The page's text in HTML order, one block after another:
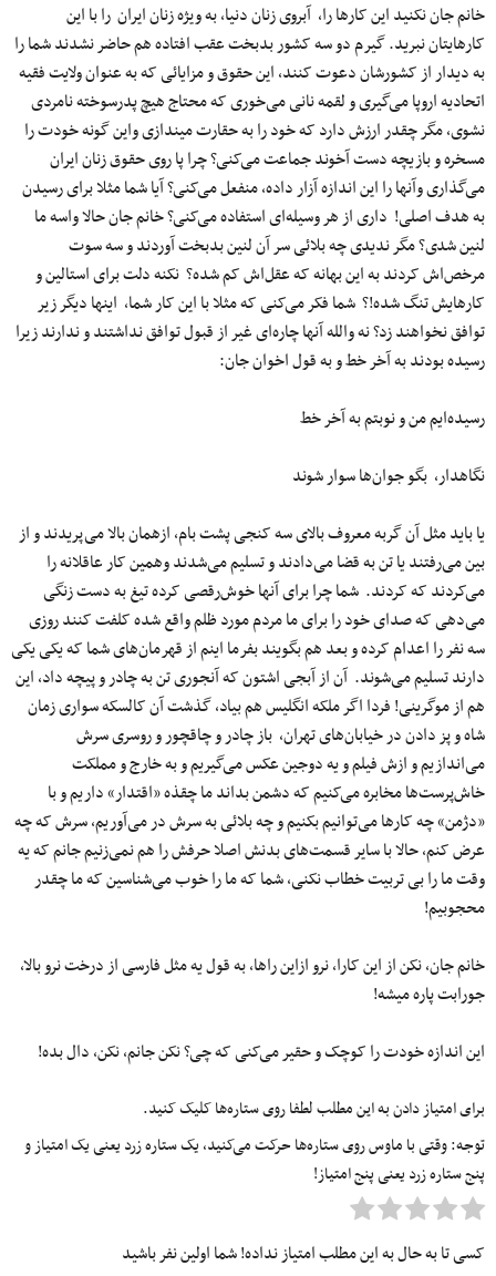
خانم جان نکنید این کارها را، آبروی زنان دنیا، به ویژه زنان ایران را با این
کارهایتان نبرید. گیرم دو سه کشور بدبخت عقب افتاده هم حاضر نشدند شما را
به دیدار از کشورشان دعوت کنند، این حقوق و مزایائی که به عنوان ولایت فقیه
اتحادیه اروپا می‌گیری و لقمه نانی می‌خوری که محتاج هیچ پدرسوخته نامردی
نشوی، مگر چقدر ارزش دارد که خود را به حقارت میندازی واین گونه خودت را
مسخره و بازیچه دست آخوند جماعت می‌کنی؟ چرا پا روی حقوق زنان ایران
می‌گذاری وآنها را این اندازه آزار داده، منفعل می‌کنی؟ آیا شما مثلا برای رسیدن
به هدف اصلی! داری از هر وسیله‌ای استفاده می‌کنی؟ خانم جان حالا واسه ما
لنین شدی؟ مگر ندیدی چه بلائی سر آن لنین بدبخت آوردند و سه سوت
مرخص‌اش کردند به این بهانه که عقل‌اش کم شده؟ نکنه دلت برای استالین و
کارهایش تنگ شده!؟ شما فکر می‌کنی که مثلا با این کار شما، اینها دیگر زیر
توافق نخواهند زد؟ نه والله آنها چاره‌ای غیر از قبول توافق نداشتند و ندارند زیرا
رسیده بودند به آخر خط و به قول اخوان جان:
رسیده‌ایم من و نوبتم به آخر خط
نگاهدار، بگو جوان‌ها سوار شوند
یا باید مثل آن گربه معروف بالای سه کنجی پشت بام، ازهمان بالا می‌پریدند و از
بین می‌رفتند یا تن به قضا می‌دادند و تسلیم می‌شدند وهمین کار عاقلانه را
می‌کردند که کردند. شما چرا برای آنها خوش‌رقصی کرده تیغ به دست زنگی
می‌دهی که صدای خود را برای ما مردم مورد ظلم واقع شده کلفت کنند روزی
سه نفر را اعدام کرده و بعد هم بگویند بفرما اینم از قهرمان‌های شما که یکی یکی
دارند تسلیم می‌شوند. آن از آبجی اشتون که آنجوری تن به چادر و پیچه داد، این
هم از موگرینی! فردا اگر ملکه انگلیس هم بیاد، گذشت آن کالسکه سواری زمان
شاه و پز دادن در خیابان‌های تهران، باز چادر و چاقچور و روسری سرش
می‌اندازیم و ازش فیلم و یه دوجین عکس می‌گیریم و به خارج و مملکت
خاش‌پرست‌ها مخابره می‌کنیم که دشمن بداند ما چقذه «اقتدار» داریم و با
«دژمن» چه کارها می‌توانیم بکنیم و چه بلائی به سرش در می‌آوریم، سرش که چه
عرض کنم، حالا با سایر قسمت‌های بدنش اصلا حرفش را هم نمی‌زنیم جانم که یه
وقت ما را بی تربیت خطاب نکنی، شما که ما را خوب می‌شناسین که ما چقدر
محجوبیم!
خانم جان، نکن از این کارا، نرو ازاین راها، به قول یه مثل فارسی از درخت نرو بالا،
جورابت پاره میشه!
این اندازه خودت را کوچک و حقیر می‌کنی که چی؟ نکن جانم، نکن، دال بده!
برای امتیاز دادن به این مطلب لطفا روی ستاره‌ها کلیک کنید.
توجه: وقتی با ماوس روی ستاره‌ها حرکت می‌کنید، یک ستاره زرد یعنی یک امتیاز و
پنج ستاره زرد یعنی پنج امتیاز!
کسی تا به حال به این مطلب امتیاز نداده! شما اولین نفر باشید